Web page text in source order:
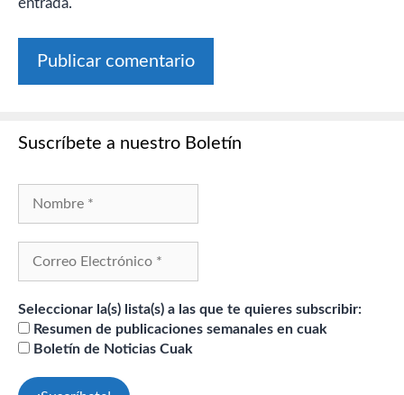
entrada.
Suscríbete a nuestro Boletín
Seleccionar la(s) lista(s) a las que te quieres subscribir:
Resumen de publicaciones semanales en cuak
Boletín de Noticias Cuak